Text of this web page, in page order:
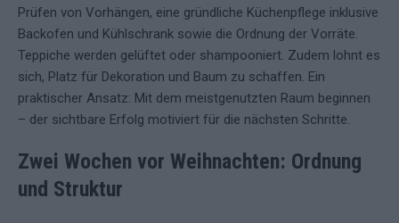
Prüfen von Vorhängen, eine gründliche Küchenpflege inklusive
Backofen und Kühlschrank sowie die Ordnung der Vorräte.
Teppiche werden gelüftet oder shampooniert. Zudem lohnt es
sich, Platz für Dekoration und Baum zu schaffen. Ein
praktischer Ansatz: Mit dem meistgenutzten Raum beginnen
– der sichtbare Erfolg motiviert für die nächsten Schritte.
Zwei Wochen vor Weihnachten: Ordnung
und Struktur